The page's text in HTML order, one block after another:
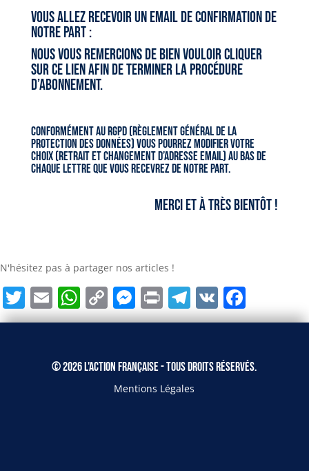
Vous alLez recevoir un email de confirmation de
notre part :
Nous vous remercions de bien vouloir cliquer
sur ce lien afin de terminer la procédure
d’abonnement.
Conformément au RGPD (Règlement Général de la
Protection des Données) vous pourrez modifier votre
choix (retrait et changement d’adresse email) au bas de
chaque lettre que vous recevrez de notre part.
Merci et à très bientôt !
N'hésitez pas à partager nos articles !
Twitter
EmailWhatsApp
Copy
Link
Messenger
PrintTelegram
VK
© 2026 L'Action Française - Tous droits réservés.
Mentions Légales